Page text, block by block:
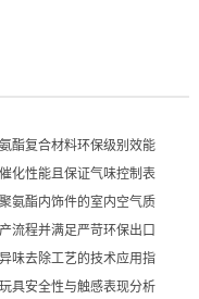
酯复合材料环保级别效能
化性能且保证气味控制表
氨酯内饰件的室内空气质
流程并满足严苛环保出口
味去除工艺的技术应用指
具安全性与触感表现分析